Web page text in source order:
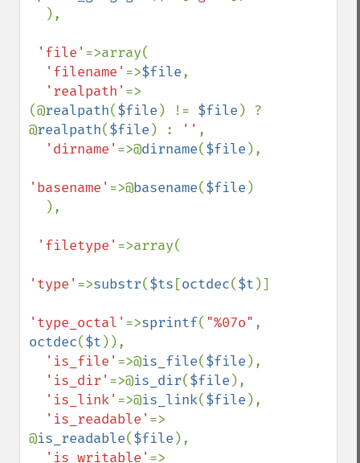
),
'file' =>array(
'filename' =>$file,
'realpath' =>
(@realpath($file ) != $file ) ?
@realpath($file ) : '' ,
'dirname' =>@dirname($file ),
'basename' =>@basename($file )
'filetype' =>array(
'type' =>substr($ts [octdec($t )],
'type_octal' =>sprintf( "%07o"
octdec($t )),
'is_file' =>@is_file($file ),
'is_dir' =>@is_dir($file ),
'is_link' =>@is_link($file ),
'is_readable' =>
@is_readable($file ),
'is_writable' =>